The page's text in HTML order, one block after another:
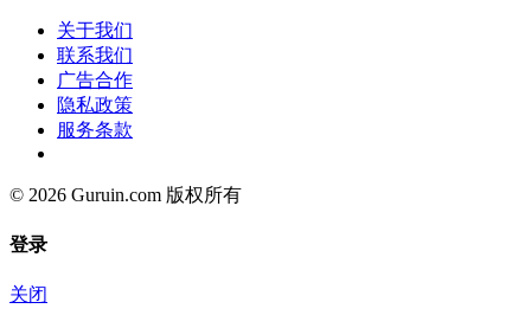
关于我们
联系我们
广告合作
隐私政策
服务条款
© 2026 Guruin.com 版权所有
登录
关闭